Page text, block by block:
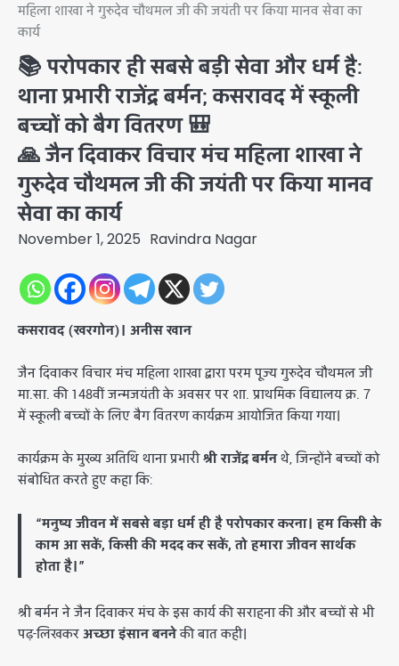
महिला शाखा ने गुरुदेव चौथमल जी की जयंती पर किया मानव सेवा का
कार्य
📚 परोपकार ही सबसे बड़ी सेवा और धर्म है:
थाना प्रभारी राजेंद्र बर्मन; कसरावद में स्कूली
बच्चों को बैग वितरण 🎒
🙏 जैन दिवाकर विचार मंच महिला शाखा ने
गुरुदेव चौथमल जी की जयंती पर किया मानव
सेवा का कार्य
November 1, 2025 Ravindra Nagar
कसरावद (खरगोन)। अनीस खान
​जैन दिवाकर विचार मंच महिला शाखा द्वारा परम पूज्य गुरुदेव चौथमल जी
मा.सा. की 148वीं जन्मजयंती के अवसर पर शा. प्राथमिक विद्यालय क्र. 7
में स्कूली बच्चों के लिए बैग वितरण कार्यक्रम आयोजित किया गया।
​कार्यक्रम के मुख्य अतिथि थाना प्रभारीश्री राजेंद्र बर्मनथे, जिन्होंने बच्चों को
संबोधित करते हुए कहा कि:
“मनुष्य जीवन में सबसे बड़ा धर्म ही है परोपकार करना। हम किसी के
काम आ सकें, किसी की मदद कर सकें, तो हमारा जीवन सार्थक
होता है।”
​श्री बर्मन ने जैन दिवाकर मंच के इस कार्य की सराहना की और बच्चों से भी
पढ़-लिखकरअच्छा इंसान बननेकी बात कही।